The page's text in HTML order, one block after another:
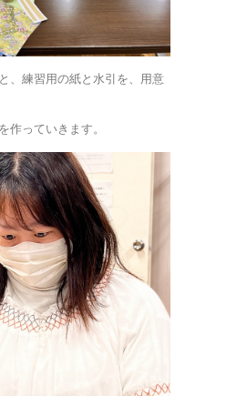
、練習用の紙と水引を、用意
作っていきます。